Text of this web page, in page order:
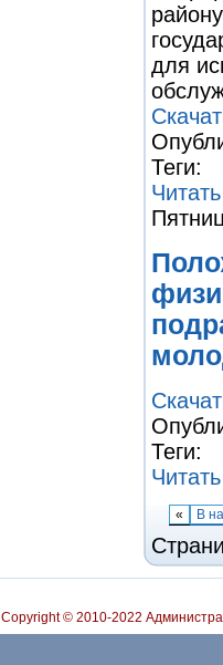
для
Теги:
Теги:
« В
Copyright © 2010-2022